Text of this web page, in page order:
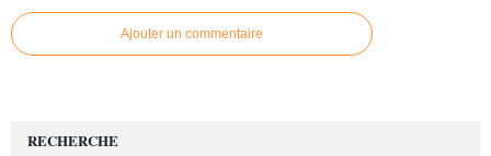
Ajouter un commentaire
RECHERCHE